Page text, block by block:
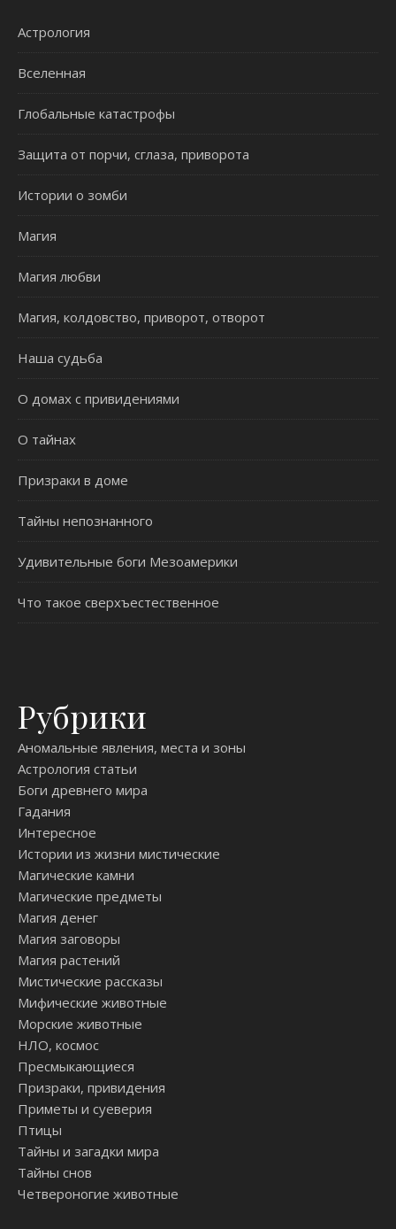
Астрология
Вселенная
Глобальные катастрофы
Защита от порчи, сглаза, приворота
Истории о зомби
Магия
Магия любви
Магия, колдовство, приворот, отворот
Наша судьба
О домах с привидениями
О тайнах
Призраки в доме
Тайны непознанного
Удивительные боги Мезоамерики
Что такое сверхъестественное
Рубрики
Аномальные явления, места и зоны
Астрология статьи
Боги древнего мира
Гадания
Интересное
Истории из жизни мистические
Магические камни
Магические предметы
Магия денег
Магия заговоры
Магия растений
Мистические рассказы
Мифические животные
Морские животные
НЛО, космос
Пресмыкающиеся
Призраки, привидения
Приметы и суеверия
Птицы
Тайны и загадки мира
Тайны снов
Четвероногие животные